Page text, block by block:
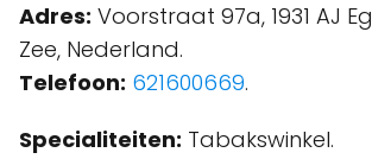
Adres: Voorstraat 97a, 1931 AJ
Zee, Nederland.
Telefoon: 621600669.
Specialiteiten: Tabakswinkel.